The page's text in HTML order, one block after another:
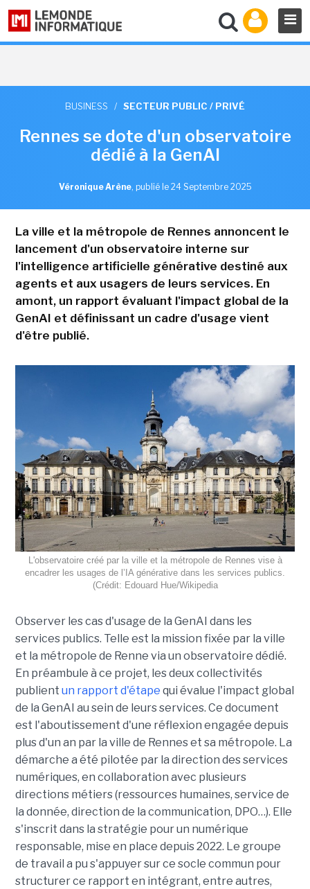
BUSINESS / SECTEUR PUBLIC / PRIVÉ
Rennes se dote d'un observatoire
dédié à la GenAI
Véronique Arène, publié le 24 Septembre 2025
La ville et la métropole de Rennes annoncent le
lancement d'un observatoire interne sur
l'intelligence artificielle générative destiné aux
agents et aux usagers de leurs services. En
amont, un rapport évaluant l'impact global de la
GenAI et définissant un cadre d'usage vient
d'être publié.
L'observatoire créé par la ville et la métropole de Rennes vise à
encadrer les usages de l’IA générative dans les services publics.
(Crédit: Edouard Hue/Wikipedia
Observer les cas d'usage de la GenAI dans les
services publics. Telle est la mission fixée par la ville
et la métropole de Renne via un observatoire dédié.
En préambule à ce projet, les deux collectivités
publient un rapport d'étape qui évalue l'impact global
de la GenAI au sein de leurs services. Ce document
est l'aboutissement d'une réflexion engagée depuis
plus d'un an par la ville de Rennes et sa métropole. La
démarche a été pilotée par la direction des services
numériques, en collaboration avec plusieurs
directions métiers (ressources humaines, service de
la donnée, direction de la communication, DPO…). Elle
s'inscrit dans la stratégie pour un numérique
responsable, mise en place depuis 2022. Le groupe
de travail a pu s'appuyer sur ce socle commun pour
structurer ce rapport en intégrant, entre autres,